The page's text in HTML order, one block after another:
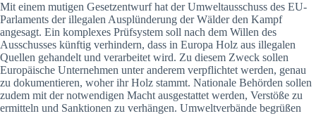
Mit einem mutigen Gesetzentwurf hat der Umweltausschuss des EU-
Parlaments der illegalen Ausplünderung der Wälder den Kampf
angesagt. Ein komplexes Prüfsystem soll nach dem Willen des
Ausschusses künftig verhindern, dass in Europa Holz aus illegalen
Quellen gehandelt und verarbeitet wird. Zu diesem Zweck sollen
Europäische Unternehmen unter anderem verpflichtet werden, genau
zu dokumentieren, woher ihr Holz stammt. Nationale Behörden sollen
zudem mit der notwendigen Macht ausgestattet werden, Verstöße zu
ermitteln und Sanktionen zu verhängen. Umweltverbände begrüßen